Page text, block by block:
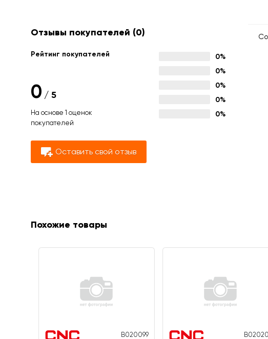
Отзывы покупателей (0)
Рейтинг покупателей
0 / 5
На основе 1 оценок
покупателей
0%
0%
0%
0%
0%
Оставить свой отзыв
Похожие товары
B020099